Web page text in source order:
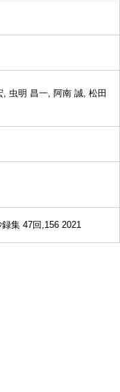
虫明 昌一, 阿南 誠, 松田
集 47回,156 2021